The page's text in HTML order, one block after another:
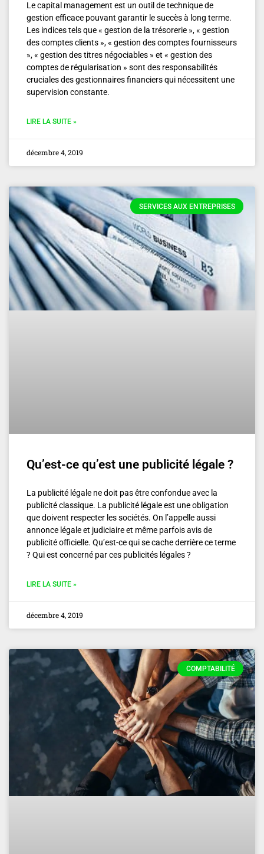
Le capital management est un outil de technique de
gestion efficace pouvant garantir le succès à long terme.
Les indices tels que « gestion de la trésorerie », « gestion
des comptes clients », « gestion des comptes fournisseurs
», « gestion des titres négociables » et « gestion des
comptes de régularisation » sont des responsabilités
cruciales des gestionnaires financiers qui nécessitent une
supervision constante.
LIRE LA SUITE »
décembre 4, 2019
SERVICES AUX ENTREPRISES
Qu’est-ce qu’est une publicité légale ?
La publicité légale ne doit pas être confondue avec la
publicité classique. La publicité légale est une obligation
que doivent respecter les sociétés. On l’appelle aussi
annonce légale et judiciaire et même parfois avis de
publicité officielle. Qu’est-ce qui se cache derrière ce terme
? Qui est concerné par ces publicités légales ?
LIRE LA SUITE »
décembre 4, 2019
COMPTABILITÉ